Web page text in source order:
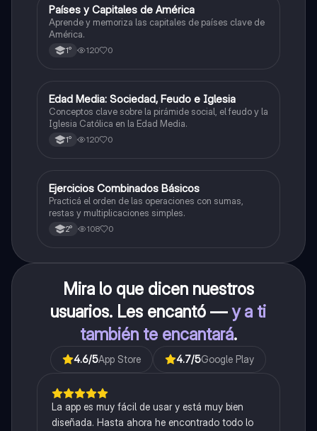
PGeografía
Países y Capitales de América
Aprende y memoriza las capitales de países clave de
América.
1° 120 0
EHistoria
Edad Media: Sociedad, Feudo e Iglesia
Conceptos clave sobre la pirámide social, el feudo y la
Iglesia Católica en la Edad Media.
1° 120 0
EMatemáticas
Ejercicios Combinados Básicos
Practicá el orden de las operaciones con sumas,
restas y multiplicaciones simples.
2° 108 0
Mira lo que dicen nuestros
usuarios. Les encantó —y a ti
también te encantará.
4.6/5App Store 4.7/5Google Play
La app es muy fácil de usar y está muy bien
diseñada. Hasta ahora he encontrado todo lo